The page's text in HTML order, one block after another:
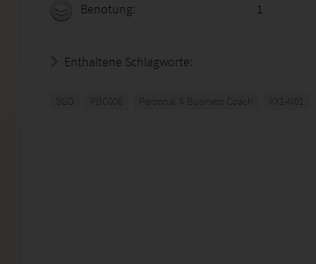
Benotung: 1
Enthaltene Schlagworte:
SGD PBC006 Personal & Business Coach XX1-N01